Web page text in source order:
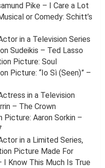
Pike – I Care a Lot
or Comedy: Schitt’s
in a Television Series
Sudeikis – Ted Lasso
Picture: Soul
Picture: “Io Sì (Seen)” –
in a Television
– The Crown
Aaron Sorkin –
in a Limited Series,
Picture Made For
Know This Much Is True